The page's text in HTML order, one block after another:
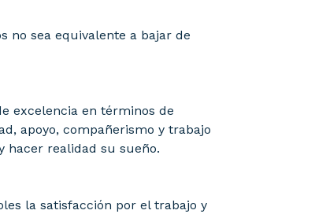
no sea equivalente a bajar de
excelencia en términos de
apoyo, compañerismo y trabajo
hacer realidad su sueño.
la satisfacción por el trabajo y